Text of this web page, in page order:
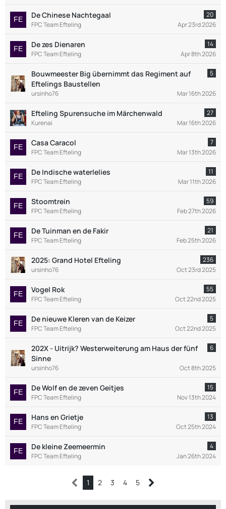
De Chinese Nachtegaal
20
FPC Team Efteling
Apr 23rd 2026
De zes Dienaren
14
FPC Team Efteling
Apr 8th 2026
Bouwmeester Big übernimmt das Regiment auf
Eftelings Baustellen
5
ursinho76 Mar 16th 2026
Efteling Spurensuche im Märchenwald
27
Kurenai
Mar 16th 2026
Casa Caracol
7
FPC Team Efteling
Mar 13th 2026
De Indische waterlelies
11
FPC Team Efteling
Mar 11th 2026
Stoomtrein
59
FPC Team Efteling
Feb 27th 2026
De Tuinman en de Fakir
21
FPC Team Efteling
Feb 25th 2026
2025: Grand Hotel Efteling
236
ursinho76
Oct 23rd 2025
Vogel Rok
55
FPC Team Efteling
Oct 22nd 2025
De nieuwe Kleren van de Keizer
5
FPC Team Efteling
Oct 22nd 2025
202X - Uitrijk? Westerweiterung am Haus der fünf
Sinne
6
ursinho76 Oct 8th 2025
De Wolf en de zeven Geitjes
15
FPC Team Efteling
Nov 13th 2024
Hans en Grietje
13
FPC Team Efteling
Oct 25th 2024
De kleine Zeemeermin
4
FPC Team Efteling
Jan 26th 2024
1 2 3 4 5